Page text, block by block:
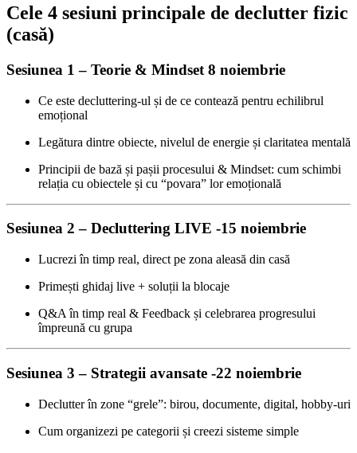
Cele 4 sesiuni principale de declutter fizic
(casă)
Sesiunea 1 – Teorie & Mindset 8 noiembrie
Ce este decluttering-ul și de ce contează pentru echilibrul
emoțional
Legătura dintre obiecte, nivelul de energie și claritatea mentală
Principii de bază și pașii procesului & Mindset: cum schimbi
relația cu obiectele și cu “povara” lor emoțională
Sesiunea 2 – Decluttering LIVE -15 noiembrie
Lucrezi în timp real, direct pe zona aleasă din casă
Primești ghidaj live + soluții la blocaje
Q&A în timp real & Feedback și celebrarea progresului
împreună cu grupa
Sesiunea 3 – Strategii avansate -22 noiembrie
Declutter în zone “grele”: birou, documente, digital, hobby-uri
Cum organizezi pe categorii și creezi sisteme simple